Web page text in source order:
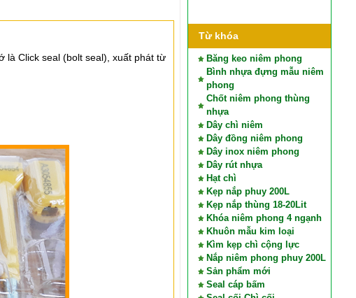
Từ khóa
Băng keo niêm phong
Bình nhựa đựng mẫu niêm
phong
Chốt niêm phong thùng
nhựa
Dây chì niêm
Dây đồng niêm phong
Dây inox niêm phong
Dây rút nhựa
Hạt chì
Kẹp nắp phuy 200L
Kẹp nắp thùng 18-20Lit
Khóa niêm phong 4 ngạnh
Khuôn mẫu kim loại
Kìm kẹp chì cộng lực
Nắp niêm phong phuy 200L
Sản phẩm mới
Seal cáp bấm
là Click seal (bolt seal), xuất phát từ